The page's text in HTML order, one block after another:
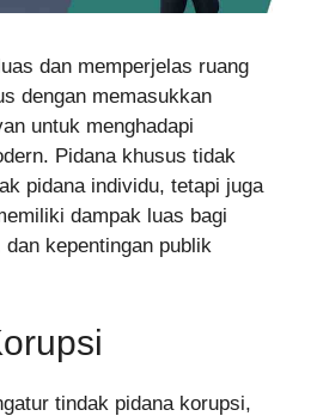
dan memperjelas ruang
dengan memasukkan
untuk menghadapi
Pidana khusus tidak
pidana individu, tetapi juga
dampak luas bagi
kepentingan publik
tindak pidana korupsi,